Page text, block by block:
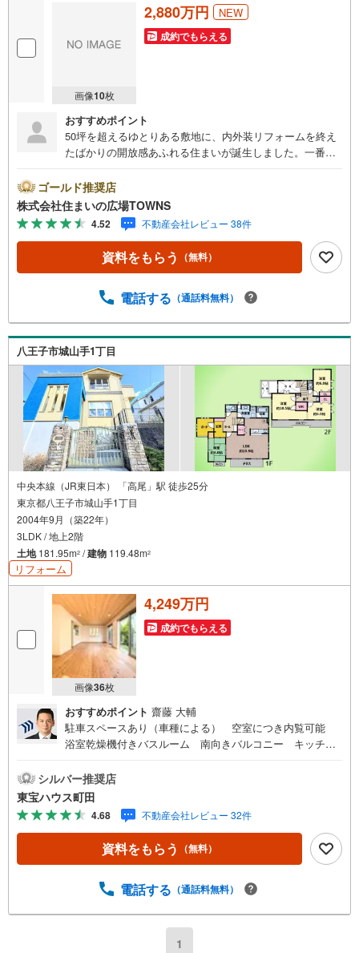
画像10枚
2,880万円 NEW
成約でもらえる
おすすめポイント
50坪を超えるゆとりある敷地に、内外装リフォームを終え
たばかりの開放感あふれる住まいが誕生しました。一番の
DKです。家族の気配を感じられるリビング階段や、会話が
弾む対面式のシステムキッチンを採用し、食洗機やIHクッ
キングヒーターなど家事をサポートする設備も充実してい
ます。ロフトや床下収納、全居室収納を備え、お部屋をす
っきりと保てるのも嬉しいポイント。外に目を向ければ、
愛車を守るビルトインガレージのほか計2台の駐車が可能
しめます。最寄り駅は2路線利用可能な始発駅のため、座っ
緑豊かな閑静な住宅地に位置し、落ち着いた環境で新しい
生活をスタートさせたいファミリーに最適です。即入居可
能ですので、ぜひ現地でこの開放感をご体感ください。
ゴールド推奨店
株式会社住まいの広場TOWNS
4.52 不動産会社レビュー 38件
資料をもらう （無料）
電話する （通話料無料）
八王子市城山手1丁目
中央本線（JR東日本） 「高尾」駅 徒歩25分
東京都八王子市城山手1丁目
2004年9月（築22年）
3LDK / 地上2階
土地181.95m2 /建物 119.48m2
リフォーム
画像36枚
4,249万円
成約でもらえる
おすすめポイント 齋藤 大輔
駐車スペースあり（車種による） 空室につき内覧可能
浴室乾燥機付きバスルーム 南向きバルコニー キッチン
内にあり東宝ハウス町田はまず、お客様一人一人を知り、
理解することから始めます。お客様のお話をきちんとお聞
きし、しっかり話し合う「心」のコミュニケーションが大
切になります。だからこそ、それぞれのお客様にベストな
「住まい」をご提案をすることができるのです。インター
ネット予約で当日見学が可能！（1）［室内・現地を見学す
望・ご質問欄」に希望日時をご記入ください！【主要不動
国第9位の売買仲介実績です】※住宅新報よりたくさんのお
シルバー推奨店
東宝ハウス町田
4.68 不動産会社レビュー 32件
資料をもらう （無料）
電話する （通話料無料）
1